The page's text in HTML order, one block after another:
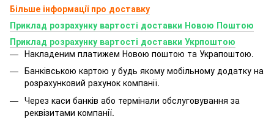
Більше інформації про доставку
Приклад розрахунку вартості доставки Новою Поштою
Приклад розрахунку вартості доставки Укрпоштою
Накладеним платижем Новою поштою та Украпоштою.
Банківською картою у будь якому мобільному додатку на
розрахунковий рахунок компанії.
Через каси банків або термінали обслуговування за
реквізитами компанії.